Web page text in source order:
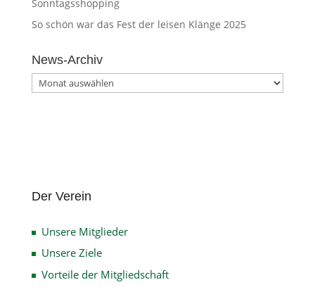
Sonntagsshopping
So schön war das Fest der leisen Klänge 2025
News-Archiv
News-
Archiv
Der Verein
Unsere Mitglieder
Unsere Ziele
Vorteile der Mitgliedschaft